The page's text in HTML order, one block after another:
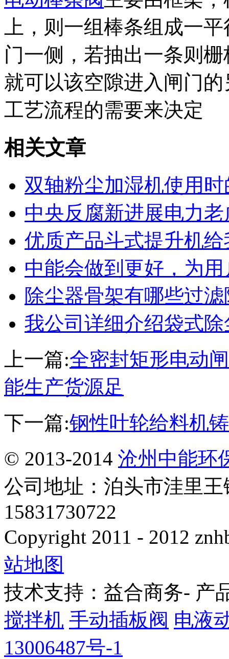
上，则一组棒条组成一
门一侧，若抽出一条则
就可以该空隙进入闸门
工艺流程的需要来决定
相关文章
双轴粉尘加湿机使用
中央反腐新进展电力
优质产品斗式提升机
中能会做到更好，为
除尘器骨架有哪些过
我公司详细介绍袋式
上一篇:全密封矩形电动
能生产货源足
下一篇:钢性叶轮给料机
© 2013-2014 沧州中能环
公司地址：泊头市洼里
15831730722
Copyright 2011 - 2012
站地图
技术支持：益合商务- 产
搅拌机 手动插板阀 电液
13006487号-1